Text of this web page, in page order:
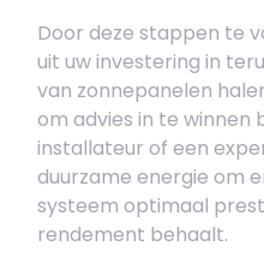
Door deze stappen te
uit uw investering in
van zonnepanelen
om advies in te winnen
installateur of een
duurzame energie om
systeem optimaal
rendement behaalt.